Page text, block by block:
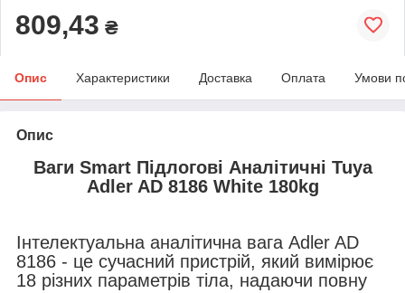
809,43 ₴
Опис Характеристики Доставка Оплата Умови
Опис
Ваги Smart Підлогові Аналітичні Tuya
Adler AD 8186 White 180kg
Інтелектуальна аналітична вага Adler AD
8186 - це сучасний пристрій, який вимірює
18 різних параметрів тіла, надаючи повну